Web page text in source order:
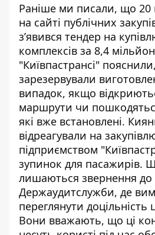
Раніше ми писали, що 20
на сайті публічних
з’явився тендер на
комплексів за 8,4
"Київпастрансі"
зарезервували
випадок, якщо
маршрути чи
які вже встановлені.
відреагували на
підприємством
зупинок для пасажирів.
лишаються звернення до
Держаудитслужби, де
переглянути доцільність
Вони вважають, що ці